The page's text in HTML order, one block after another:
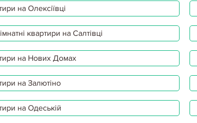
на Олексіївці
квартири на Салтівці
на Нових Домах
на Залютіно
на Одеській